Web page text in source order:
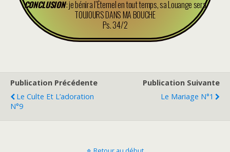
CONCLUSION: je bénira l’Éternel en tout temps, sa Louange sera
TOUJOURS DANS MA BOUCHE
Ps. 34/2
Publication Précédente
Le Culte Et L’adoration
N°9
Publication Suivante
Le Mariage N°1